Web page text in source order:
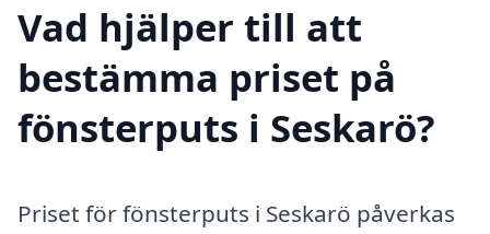
Vad hjälper till att
bestämma priset på
fönsterputs i Seskarö?
Priset för fönsterputs i Seskarö påverkas